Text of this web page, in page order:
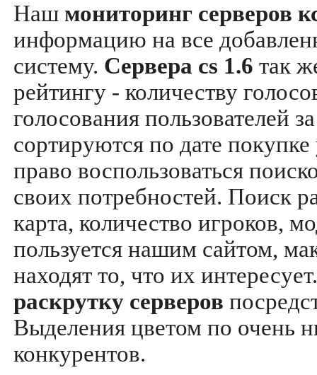
Наш мониторинг серверов
информацию на все
систему. Сервера cs 1.6 так
рейтингу - количеству
голосования пользователей
сортируются по дате
право воспользоваться
своих потребностей. Поиск
карта, количество игроков,
пользуется нашим сайтом,
находят то, что их
раскрутку серверов
Выделения цветом по очень
конкурентов.